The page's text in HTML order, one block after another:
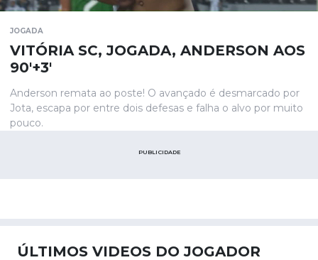
JOGADA
VITÓRIA SC, JOGADA, ANDERSON AOS
90'+3'
Anderson remata ao poste! O avançado é desmarcado por
Jota, escapa por entre dois defesas e falha o alvo por muito
pouco.
PUBLICIDADE
ÚLTIMOS VIDEOS DO JOGADOR